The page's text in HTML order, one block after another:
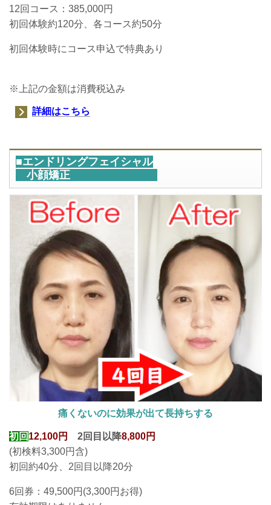
12回コース：385,000円
初回体験約120分、各コース約50分
初回体験時にコース申込で特典あり
※上記の金額は消費税込み
詳細はこちら
■エンドリングフェイシャル
小顔矯正
痛くないのに効果が出て長持ちする
初回 12,100円 2回目以降8,800円
(初検料3,300円含)
初回約40分、2回目以降20分
6回券：49,500円(3,300円お得)